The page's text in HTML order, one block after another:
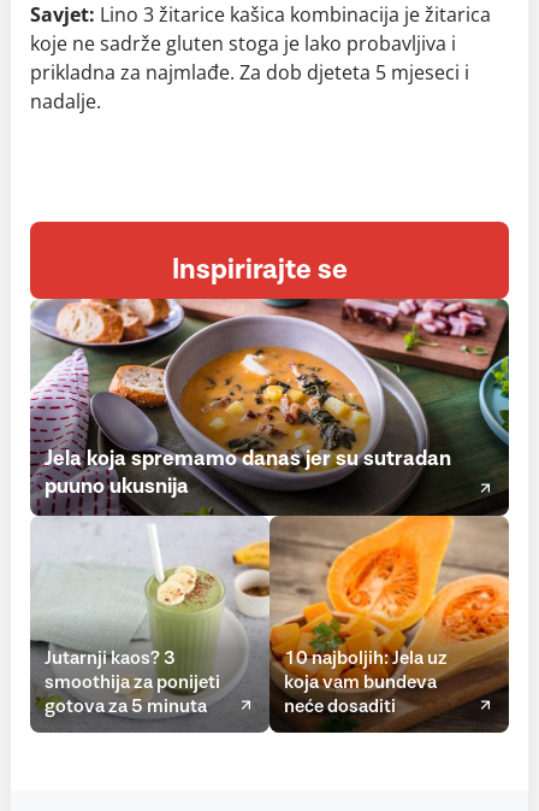
Savjet: Lino 3 žitarice kašica kombinacija je žitarica
koje ne sadrže gluten stoga je lako probavljiva i
prikladna za najmlađe. Za dob djeteta 5 mjeseci i
nadalje.
Inspirirajte se
Jela koja spremamo danas jer su sutradan
puuno ukusnija
Jutarnji kaos? 3
smoothija za ponijeti
gotova za 5 minuta
10 najboljih: Jela uz
koja vam bundeva
neće dosaditi